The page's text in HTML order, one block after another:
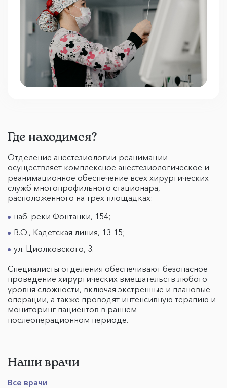
Где находимся?
Отделение анестезиологии-реанимации
осуществляет комплексное анестезиологическое и
реанимационное обеспечение всех хирургических
служб многопрофильного стационара,
расположенного на трех площадках:
наб. реки Фонтанки, 154;
В.О., Кадетская линия, 13-15;
ул. Циолковского, 3.
Специалисты отделения обеспечивают безопасное
проведение хирургических вмешательств любого
уровня сложности, включая экстренные и плановые
операции, а также проводят интенсивную терапию и
мониторинг пациентов в раннем
послеоперационном периоде.
Наши врачи
Все врачи